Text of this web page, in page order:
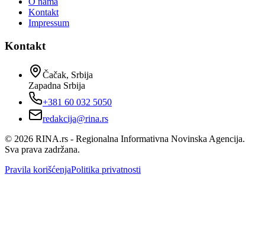
Kontakt
Impressum
Kontakt
Čačak, Srbija
Zapadna Srbija
+381 60 032 5050
redakcija@rina.rs
© 2026 RINA.rs - Regionalna Informativna Novinska Agencija.
Sva prava zadržana.
Pravila korišćenjaPolitika privatnosti